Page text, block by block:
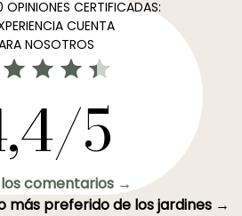
CERTIFICADAS:
CUENTA
NOSOTROS
5
comentarios →
más preferido de los jardines →